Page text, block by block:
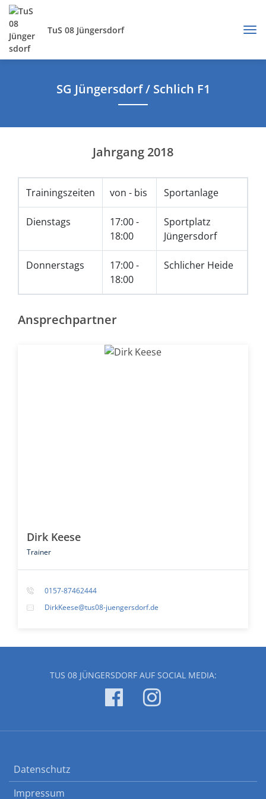
TuS 08 Jüngersdorf
SG Jüngersdorf / Schlich F1
Jahrgang 2018
Trainingszeiten von - bis Sportanlage
Dienstags
17:00 -
18:00
Sportplatz
Jüngersdorf
Donnerstags
17:00 -
18:00
Schlicher Heide
Ansprechpartner
Dirk Keese
Trainer
0157-87462444
DirkKeese@tus08-juengersdorf.de
TUS 08 JÜNGERSDORF AUF SOCIAL MEDIA:
Datenschutz
Impressum